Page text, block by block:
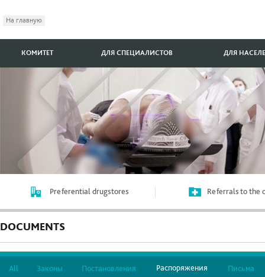
На главную
КОМИТЕТ ДЛЯ СПЕЦИАЛИСТОВ ДЛЯ
Preferential drugstores Referrals to the
DOCUMENTS
All Законы Постановления Распоряжения Письма